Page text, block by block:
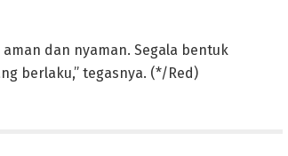
dan nyaman. Segala bentuk
berlaku,” tegasnya. (*/Red)